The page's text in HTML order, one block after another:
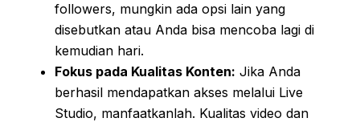
followers, mungkin ada opsi lain yang
disebutkan atau Anda bisa mencoba lagi di
kemudian hari.
Fokus pada Kualitas Konten: Jika Anda
berhasil mendapatkan akses melalui Live
Studio, manfaatkanlah. Kualitas video dan